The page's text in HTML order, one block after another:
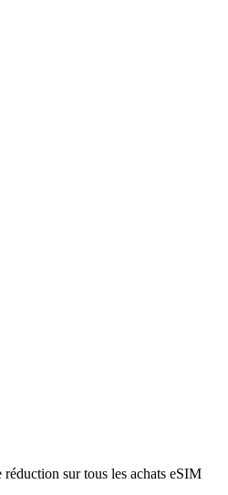
sur tous les achats eSIM